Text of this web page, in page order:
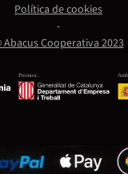
Promou:
Cooperativa 2023
Política de cookies